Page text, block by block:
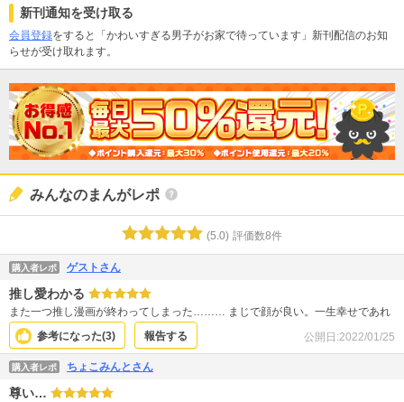
新刊通知を受け取る
会員登録をすると「かわいすぎる男子がお家で待っています」新刊配信のお知
らせが受け取れます。
みんなのまんがレポ
(5.0) 評価数8件
購入者レポ ゲストさん
推し愛わかる
また一つ推し漫画が終わってしまった……… まじで顔が良い。一生幸せであれ
参考になった(3) 報告する 公開日:2022/01/25
購入者レポ ちょこみんとさん
尊い…